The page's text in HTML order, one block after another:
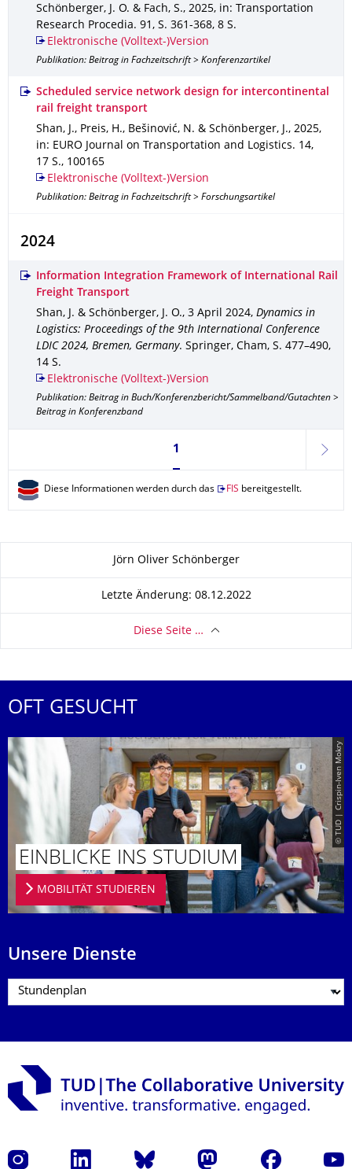
Schönberger, J. O. & Fach, S., 2025, in: Transportation
Research Procedia. 91 , S. 361-368, 8 S.
Elektronische (Volltext-)Version
Publikation: Beitrag in Fachzeitschrift > Konferenzartikel
Scheduled service network design for intercontinental
rail freight transport
Shan, J., Preis, H., Bešinović, N. & Schönberger, J., 2025,
in: EURO Journal on Transportation and Logistics. 14,
17 S., 100165
Elektronische (Volltext-)Version
Publikation: Beitrag in Fachzeitschrift > Forschungsartikel
2024
Information Integration Framework of International Rail
Freight Transport
Shan, J. & Schönberger, J. O., 3 April 2024, Dynamics in
Logistics: Proceedings of the 9th International Conference
LDIC 2024, Bremen, Germany. Springer, Cham, S. 477–490,
14 S.
Elektronische (Volltext-)Version
Publikation: Beitrag in Buch/Konferenzbericht/Sammelband/Gutachten >
Beitrag in Konferenzband
Seite 1, aktuell ausgewählt
1
weiter
Diese Informationen werden durch das FIS bereitgestellt.
Zu dieser SeiteJörn Oliver Schönberger
Letzte Änderung: 08.12.2022
Diese Seite …
OFT GESUCHT
© TUD | Crispin-Iven Mokry
EINBLICKE INS STUDIUM
MOBILITÄT STUDIEREN
Unsere Dienste
Instagram LinkedIn Bluesky Mastodon Facebook